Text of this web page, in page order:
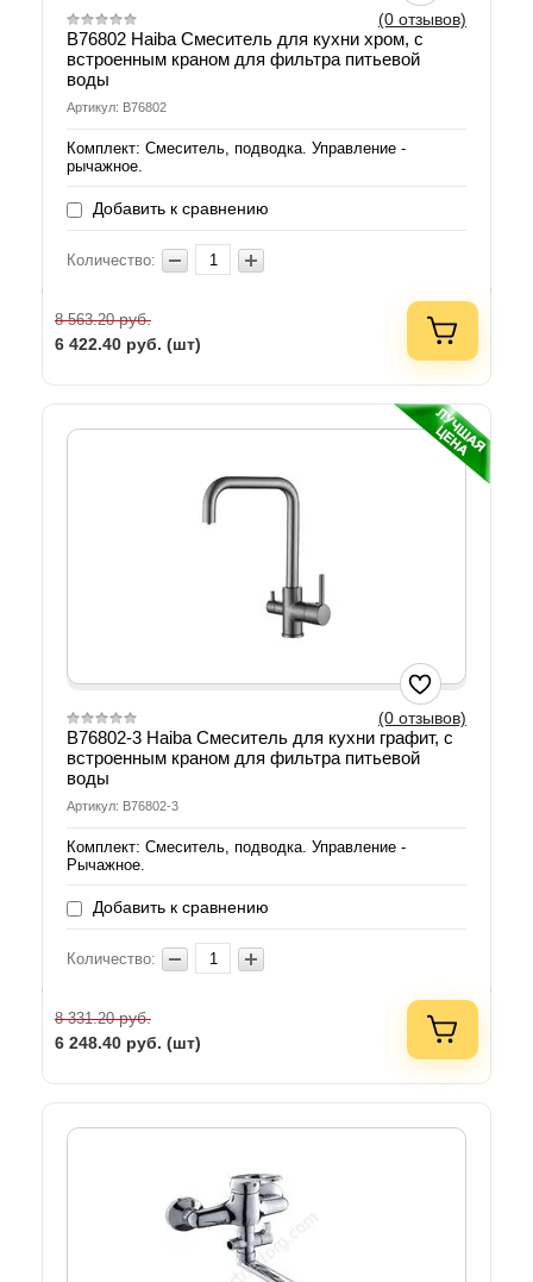
(0 отзывов)
B76802 Haiba Смеситель для кухни хром, с
встроенным краном для фильтра питьевой
воды
Артикул: B76802
Комплект: Смеситель, подводка. Управление -
рычажное.
Добавить к сравнению
Количество:
8 563.20руб.
6 422.40 руб. (шт)
(0 отзывов)
B76802-3 Haiba Смеситель для кухни графит, с
встроенным краном для фильтра питьевой
воды
Артикул: B76802-3
Комплект: Смеситель, подводка. Управление -
Рычажное.
Добавить к сравнению
Количество:
8 331.20руб.
6 248.40 руб. (шт)